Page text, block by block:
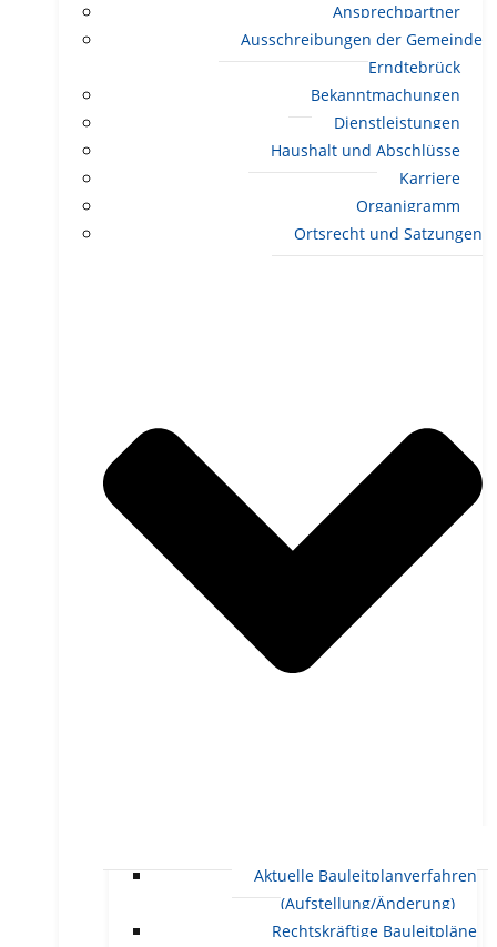
Ansprechpartner
Ausschreibungen der Gemeinde
Erndtebrück
Bekanntmachungen
Dienstleistungen
Haushalt und Abschlüsse
Karriere
Organigramm
Ortsrecht und Satzungen
Aktuelle Bauleitplanverfahren
(Aufstellung/Änderung)
Rechtskräftige Bauleitpläne